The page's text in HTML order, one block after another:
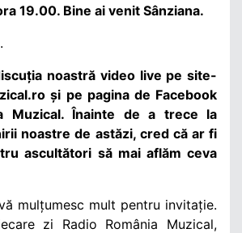
19.00. Bine ai venit Sânziana.
noastră video live pe site-
și pe pagina de Facebook
Muzical. Înainte de a trece la
noastre de astăzi, cred că ar fi
ascultători să mai aflăm ceva
mulțumesc mult pentru invitație.
zi Radio România Muzical,